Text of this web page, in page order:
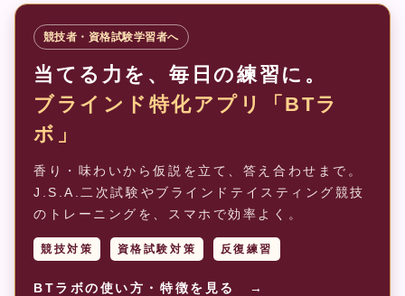
競技者・資格試験学習者へ
当てる力を、毎日の練習に。
ブラインド特化アプリ「BTラ
ボ」
香り・味わいから仮説を立て、答え合わせまで。
J.S.A.二次試験やブラインドテイスティング競技
のトレーニングを、スマホで効率よく。
競技対策 資格試験対策 反復練習
BTラボの使い方・特徴を見る →